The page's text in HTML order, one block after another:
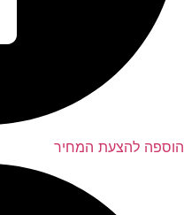
הוספה להצעת המחיר